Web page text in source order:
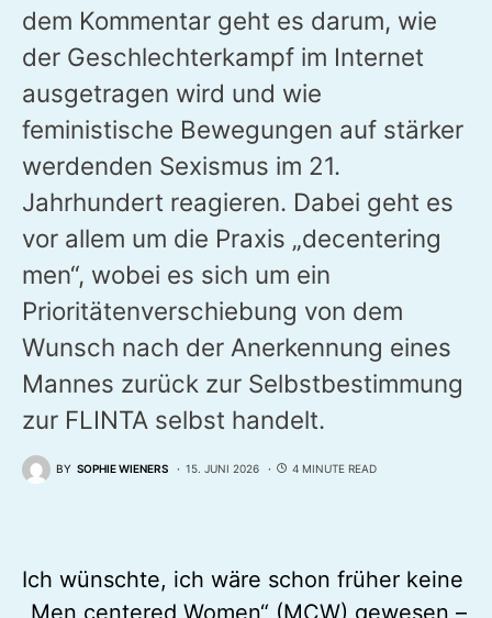
dem Kommentar geht es darum, wie
der Geschlechterkampf im Internet
ausgetragen wird und wie
feministische Bewegungen auf stärker
werdenden Sexismus im 21.
Jahrhundert reagieren. Dabei geht es
vor allem um die Praxis „decentering
men“, wobei es sich um ein
Prioritätenverschiebung von dem
Wunsch nach der Anerkennung eines
Mannes zurück zur Selbstbestimmung
zur FLINTA selbst handelt.
BY SOPHIE WIENERS 15. JUNI 2026 4 MINUTE READ
Ich wünschte, ich wäre schon früher keine
„Men centered Women“ (MCW) gewesen –